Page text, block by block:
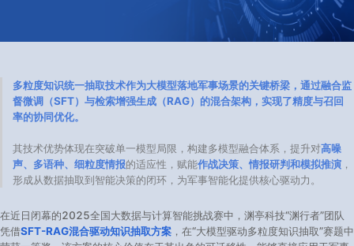
多粒度知识统一抽取技术作为大模型落地军事场景的关键桥梁，通过融合监
督微调（SFT）与检索增强生成（RAG）的混合架构，实现了精度与召回
率的协同优化。
其技术优势体现在突破单一模型局限，构建多模型融合体系，提升对高噪
声、多语种、细粒度情报的适应性，赋能作战决策、情报研判和模拟推演 ，
形成从数据抽取到智能决策的闭环，为军事智能化提供核心驱动力。
在近日闭幕的2025全国大数据与计算智能挑战赛中，渊亭科技“渊行者”团队
凭借SFT-RAG混合驱动知识抽取方案 ，在“大模型驱动多粒度知识抽取”赛题中